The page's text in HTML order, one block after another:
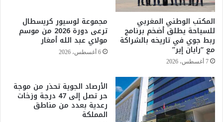
ي
ت
ص
ر
ي
ت
ه
ص
ي
ا
ت
و
ا
و
المكتب الوطني المغربي
للسياحة يطلق أضخم برنامج
ربط جوي في تاريخه بالشراكة
مع “رايان إير”
7 أغسطس، 2026
مجموعة لوسيور كريسطال
ترعى دورة 2026 من موسم
مولاي عبد الله أمغار
6 أغسطس، 2026
الأرصاد الجوية تحذر من موجة
حر تصل إلى 47 درجة وزخات
رعدية بعدد من مناطق
المملكة